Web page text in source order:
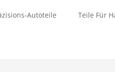
Autoteile Teile Für